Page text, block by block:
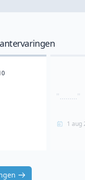
"........."
1 aug